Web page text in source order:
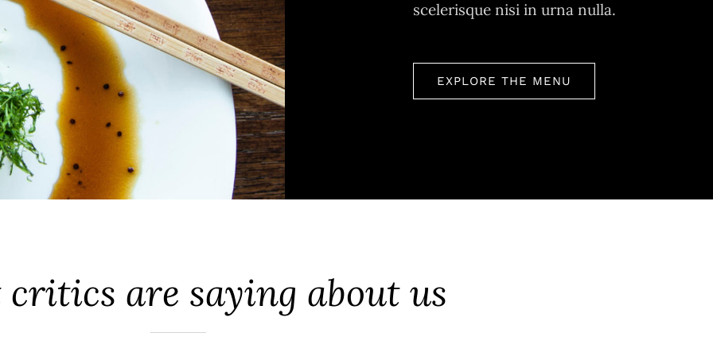
scelerisque nisi in urna nulla.
EXPLORE THE MENU
are saying about us